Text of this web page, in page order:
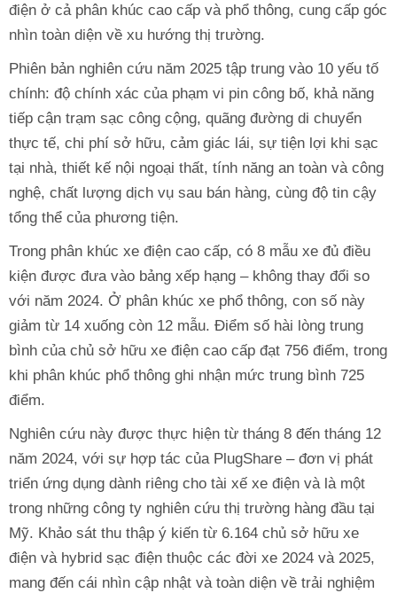
điện ở cả phân khúc cao cấp và phổ thông, cung cấp góc
nhìn toàn diện về xu hướng thị trường.
Phiên bản nghiên cứu năm 2025 tập trung vào 10 yếu tố
chính: độ chính xác của phạm vi pin công bố, khả năng
tiếp cận trạm sạc công cộng, quãng đường di chuyển
thực tế, chi phí sở hữu, cảm giác lái, sự tiện lợi khi sạc
tại nhà, thiết kế nội ngoại thất, tính năng an toàn và công
nghệ, chất lượng dịch vụ sau bán hàng, cùng độ tin cậy
tổng thể của phương tiện.
Trong phân khúc xe điện cao cấp, có 8 mẫu xe đủ điều
kiện được đưa vào bảng xếp hạng – không thay đổi so
với năm 2024. Ở phân khúc xe phổ thông, con số này
giảm từ 14 xuống còn 12 mẫu. Điểm số hài lòng trung
bình của chủ sở hữu xe điện cao cấp đạt 756 điểm, trong
khi phân khúc phổ thông ghi nhận mức trung bình 725
điểm.
Nghiên cứu này được thực hiện từ tháng 8 đến tháng 12
năm 2024, với sự hợp tác của PlugShare – đơn vị phát
triển ứng dụng dành riêng cho tài xế xe điện và là một
trong những công ty nghiên cứu thị trường hàng đầu tại
Mỹ. Khảo sát thu thập ý kiến từ 6.164 chủ sở hữu xe
điện và hybrid sạc điện thuộc các đời xe 2024 và 2025,
mang đến cái nhìn cập nhật và toàn diện về trải nghiệm